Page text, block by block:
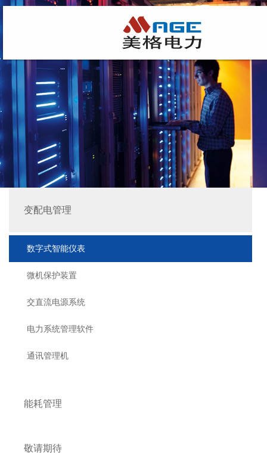
变配电管理
数字式智能仪表
微机保护装置
交直流电源系统
电力系统管理软件
通讯管理机
能耗管理
敬请期待